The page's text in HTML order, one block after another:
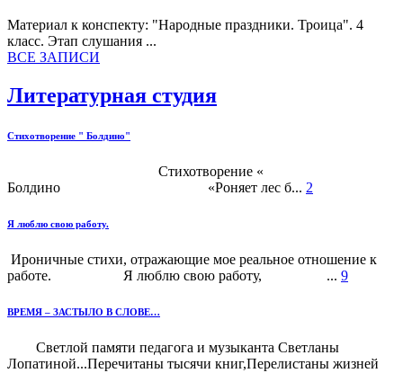
Материал к конспекту: "Народные праздники. Троица". 4
класс. Этап слушания ...
ВСЕ ЗАПИСИ
Литературная студия
Стихотворение " Болдино"
Стихотворение «
Болдино «Роняет лес б... 2
Я люблю свою работу.
Ироничные стихи, отражающие мое реальное отношение к
работе. Я люблю свою работу, ... 9
ВРЕМЯ – ЗАСТЫЛО В СЛОВЕ…
Светлой памяти педагога и музыканта Светланы
Лопатиной...Перечитаны тысячи книг,Перелистаны жизней